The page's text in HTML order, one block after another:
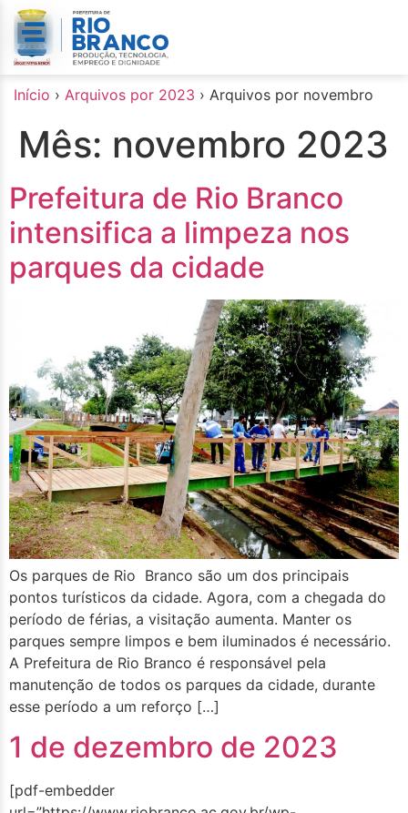
conteúdo
Início › Arquivos por 2023 › Arquivos por novembro
Mês: novembro 2023
Prefeitura de Rio Branco
intensifica a limpeza nos
parques da cidade
Os parques de Rio Branco são um dos principais
pontos turísticos da cidade. Agora, com a chegada do
período de férias, a visitação aumenta. Manter os
parques sempre limpos e bem iluminados é necessário.
A Prefeitura de Rio Branco é responsável pela
manutenção de todos os parques da cidade, durante
esse período a um reforço […]
1 de dezembro de 2023
[pdf-embedder